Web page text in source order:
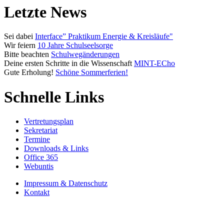
Letzte News
Sei dabei Interface” Praktikum Energie & Kreisläufe"
Wir feiern 10 Jahre Schulseelsorge
Bitte beachten Schulwegänderungen
Deine ersten Schritte in die Wissenschaft MINT-ECho
Gute Erholung! Schöne Sommerferien!
Schnelle Links
Vertretungsplan
Sekretariat
Termine
Downloads & Links
Office 365
Webuntis
Impressum & Datenschutz
Kontakt